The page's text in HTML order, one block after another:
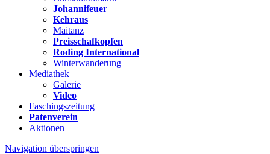
Johannifeuer
Kehraus
Maitanz
Preisschafkopfen
Roding International
Winterwanderung
Mediathek
Galerie
Video
Faschingszeitung
Patenverein
Aktionen
Navigation überspringen